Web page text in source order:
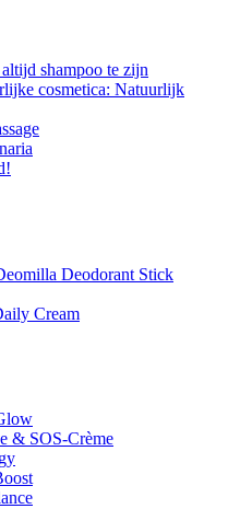
shampoo te zijn
cosmetica: Natuurlijk
Deodorant Stick
Cream
& SOS-Crème